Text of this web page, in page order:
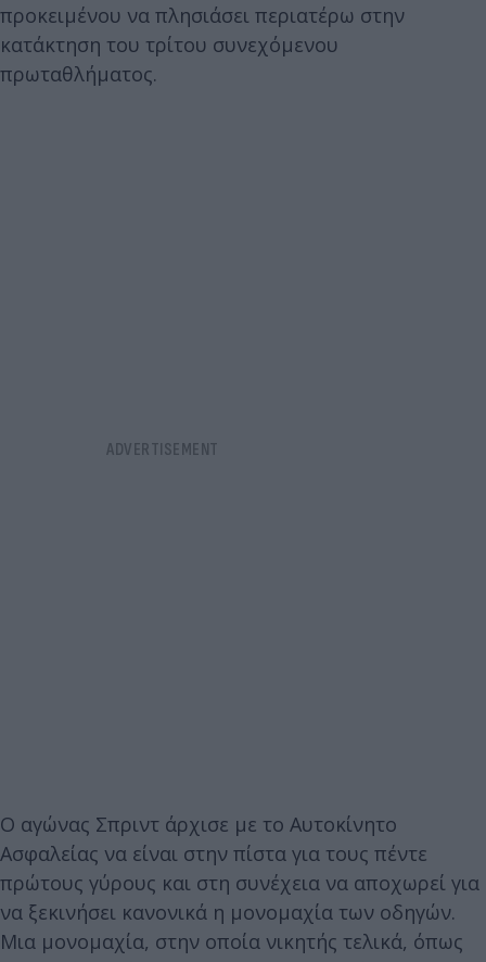
προκειμένου να πλησιάσει περιατέρω στην
κατάκτηση του τρίτου συνεχόμενου
πρωταθλήματος.
Ο αγώνας Σπριντ άρχισε με το Αυτοκίνητο
Ασφαλείας να είναι στην πίστα για τους πέντε
πρώτους γύρους και στη συνέχεια να αποχωρεί για
να ξεκινήσει κανονικά η μονομαχία των οδηγών.
Μια μονομαχία, στην οποία νικητής τελικά, όπως